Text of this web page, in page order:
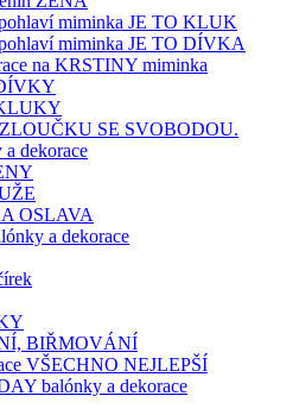
miminka JE TO KLUK
miminka JE TO DÍVKA
na KRSTINY miminka
SE SVOBODOU.
a dekorace
OSLAVA
a dekorace
BIŘMOVÁNÍ
VŠECHNO NEJLEPŠÍ
balónky a dekorace